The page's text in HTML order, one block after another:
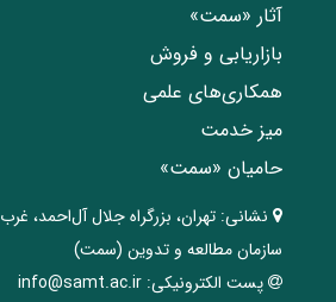
آثار «سمت»
بازاریابی و فروش
همکاری‌های علمی
میز خدمت
حامیان «سمت»
نشانی: تهران، ‌بزرگراه ‌جلال آل‌احمد،
سازمان مطالعه و تدوین‌ (سمت)
پست الکترونیکی: info@samt.ac.ir